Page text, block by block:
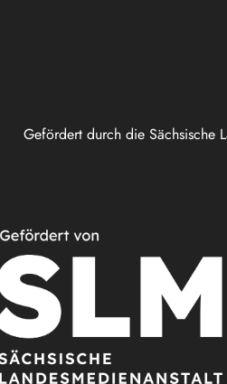
Gefördert durch die Sächsische